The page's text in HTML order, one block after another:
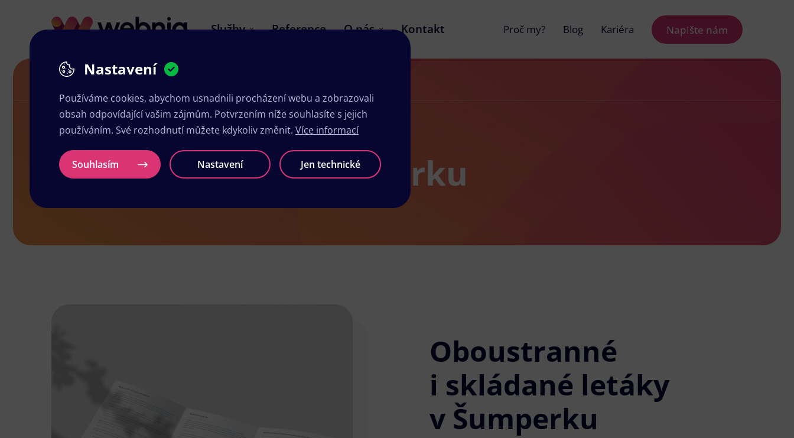
Služby Reference O nás Kontakt Proč my? Blog Kariéra Napište nám
Akční letáky v Šumperku
Akční letáky v Šumperku
Oboustranné
i skládané letáky
v Šumperku
Nastavení
Používáme cookies, abychom usnadnili procházení webu a zobrazovali
obsah odpovídající vašim zájmům. Potvrzením níže souhlasíte s jejich
používáním. Své rozhodnutí můžete kdykoliv změnit. Více informací
Souhlasím Nastavení Jen technické